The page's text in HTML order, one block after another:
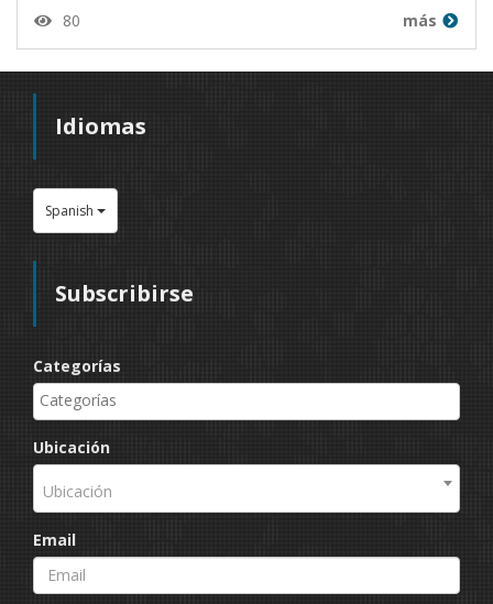
80 más
Idiomas
Spanish
Subscribirse
Categorías
Ubicación
Ubicación
Email